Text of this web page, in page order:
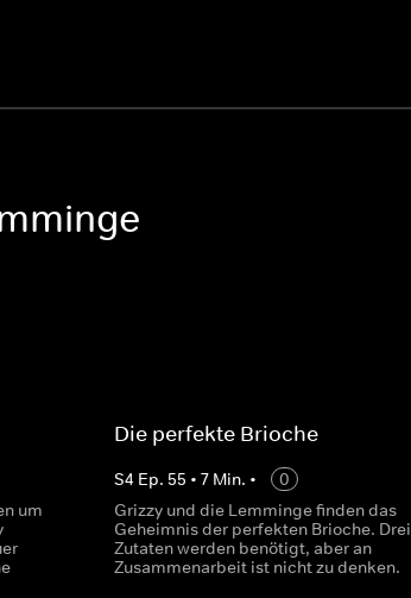
um
Die perfekte Brioche
S4 Ep. 55 • 7Min. •
0
Grizzy und die Lemminge finden das
Geheimnis der perfekten Brioche. Drei
Zutaten werden benötigt, aber an
Zusammenarbeit ist nicht zu denken.